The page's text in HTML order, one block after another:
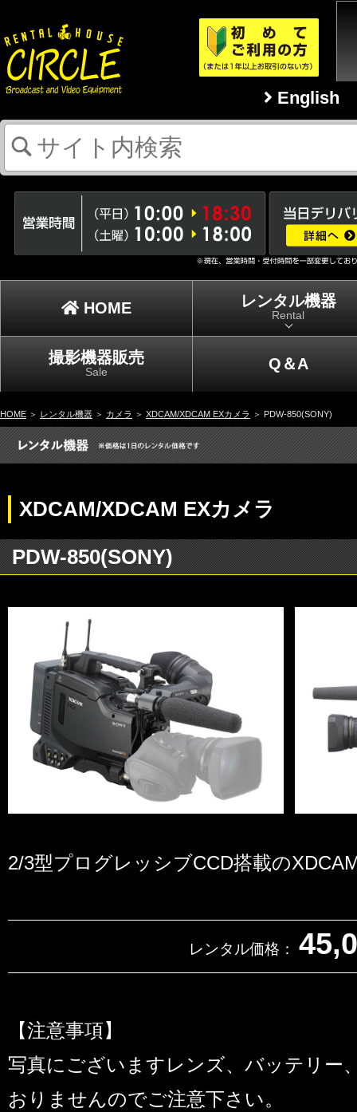
English
HOME レンタル機器
Rental
撮影機器販売
Sale Q＆A
HOME ＞ レンタル機器 ＞ カメラ ＞ XDCAM/XDCAM EXカメラ ＞ PDW-850(SONY)
XDCAM/XDCAM EXカメラ
PDW-850(SONY)
2/3型プログレッシブCCD搭載の
レンタル価格：
【注意事項】
写真にございますレンズ、バッテリー
おりませんのでご注意下さい。